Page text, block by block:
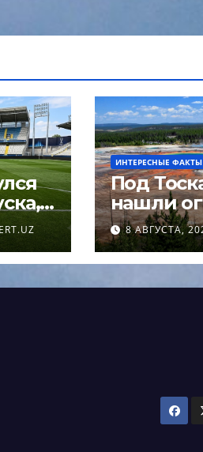
ИНТЕРЕСНЫЕ ФАКТЫ
Под
нашли
море
8 АВГУСТА,